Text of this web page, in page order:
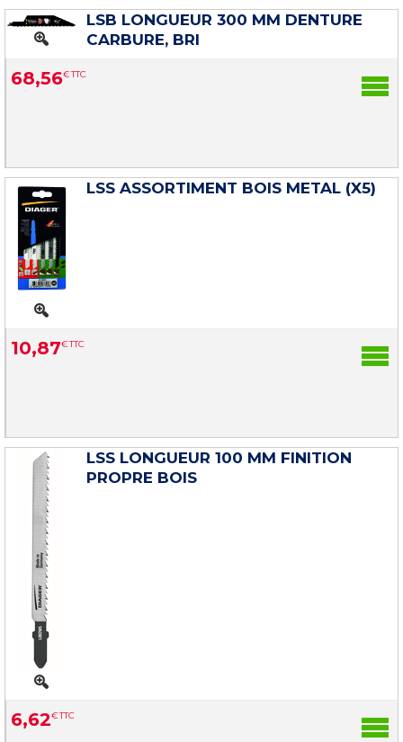
LSB LONGUEUR 300 MM DENTURE
CARBURE, BRI
68,56€TTC
LSS ASSORTIMENT BOIS METAL (X5)
10,87€TTC
LSS LONGUEUR 100 MM FINITION
PROPRE BOIS
6,62€TTC